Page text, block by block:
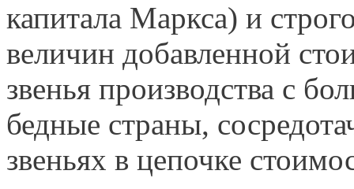
капитала Маркса) и
величин добавленной
звенья производства с
бедные страны,
звеньях в цепочке